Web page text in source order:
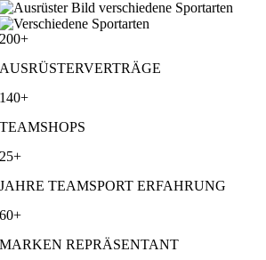
200+
AUSRÜSTERVERTRÄGE
140+
TEAMSHOPS
25+
JAHRE TEAMSPORT ERFAHRUNG
60+
MARKEN REPRÄSENTANT